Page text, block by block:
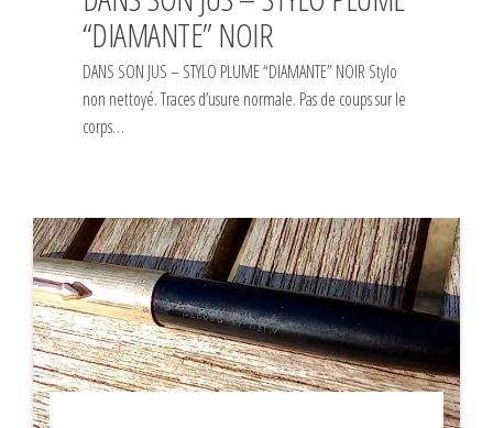
“DIAMANTE” NOIR
DANS SON JUS – STYLO PLUME “DIAMANTE” NOIR Stylo
non nettoyé. Traces d’usure normale. Pas de coups sur le
corps…